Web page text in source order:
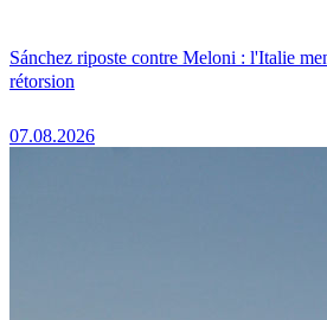
Sánchez riposte contre Meloni : l'Italie
rétorsion
07.08.2026